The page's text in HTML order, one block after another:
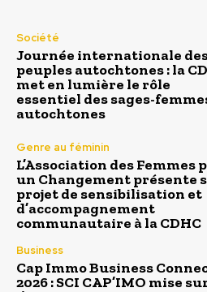
Société
Journée internationale
peuples autochtones : la
met en lumière le rôle
essentiel des sages-
autochtones
Genre au féminin
L’Association des Femmes
un Changement présente
projet de sensibilisation et
d’accompagnement
communautaire à la CDHC
Business
Cap Immo Business
2026 : SCI CAP’IMO mise